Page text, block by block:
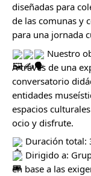
diseñadas para
de las comunas y
para una jornada
Nuestro
A través de una
conversatorio
entidades
espacios
ocio y disfrute.
Duración total:
Dirigido a:
en base a las